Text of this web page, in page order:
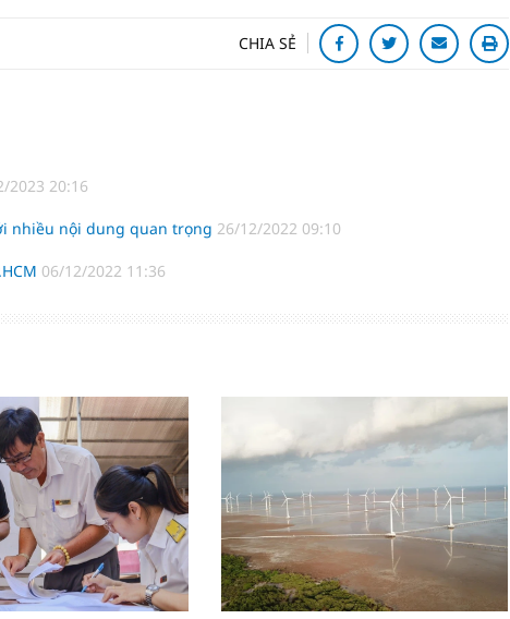
CHIA SẺ
2023 20:16
nhiều nội dung quan trọng 26/12/2022 09:10
06/12/2022 11:36